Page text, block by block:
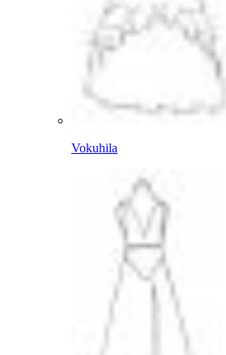
Vokuhila